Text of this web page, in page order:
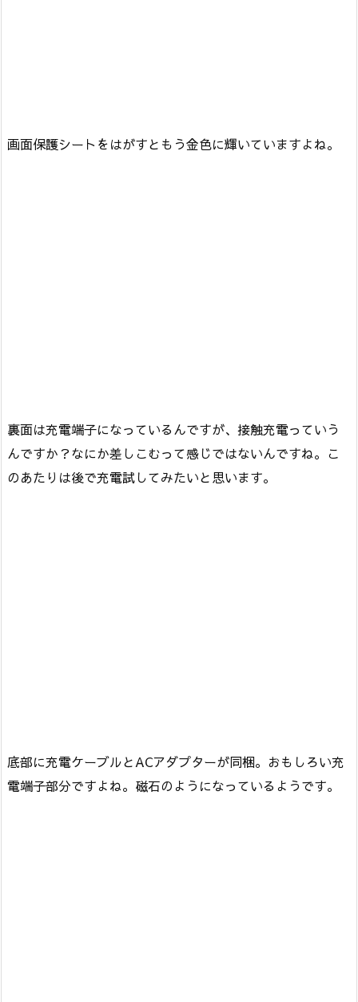
画面保護シートをはがすともう金色に輝いていますよね。
裏面は充電端子になっているんですが、接触充電っていう
んですか？なにか差しこむって感じではないんですね。こ
のあたりは後で充電試してみたいと思います。
底部に充電ケーブルとACアダプターが同梱。おもしろい充
電端子部分ですよね。磁石のようになっているようです。